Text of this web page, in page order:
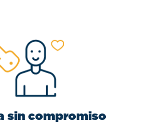
sin compromiso